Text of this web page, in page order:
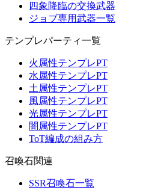
四象降臨の交換武器
ジョブ専用武器一覧
テンプレパーティ一覧
火属性テンプレPT
水属性テンプレPT
土属性テンプレPT
風属性テンプレPT
光属性テンプレPT
闇属性テンプレPT
ToT編成の組み方
召喚石関連
SSR召喚石一覧